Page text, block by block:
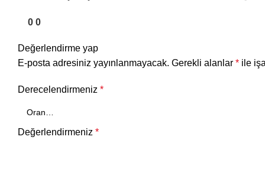
0 0
Değerlendirme yap
E-posta adresiniz yayınlanmayacak. Gerekli alanlar * ile
Derecelendirmeniz *
Değerlendirmeniz *